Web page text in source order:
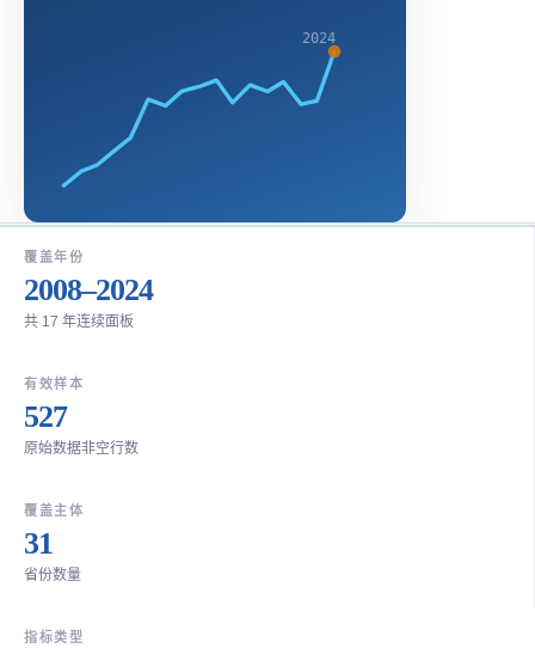
2024
覆盖年份
2008–2024
共 17 年连续面板
有效样本
527
原始数据非空行数
覆盖主体
31
省份数量
指标类型